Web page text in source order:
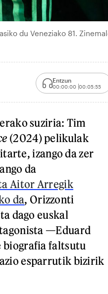
du Veneziako 81.
Entzun
00:00:00 00:05:55
suziria: Tim
(2024) pelikulak
izango da zer
da
Aitor Arregik
da, Orizzonti
dago euskal
—Eduard
biografia faltsutu
esparrutik bizirik